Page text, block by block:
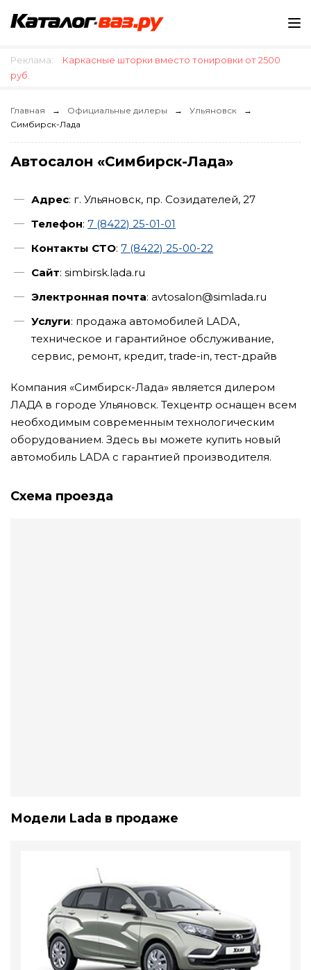
Реклама:
Каркасные шторки вместо тонировки от 2500
руб.
Главная Официальные дилеры
Ульяновск
Симбирск-Лада
Автосалон «Симбирск-Лада»
Адрес: г. Ульяновск, пр. Созидателей, 27
Телефон: 7 (8422) 25-01-01
Контакты СТО: 7 (8422) 25-00-22
Сайт: simbirsk.lada.ru
Электронная почта: avtosalon@simlada.ru
Услуги: продажа автомобилей LADA,
техническое и гарантийное обслуживание,
сервис, ремонт, кредит, trade-in, тест-драйв
Компания «Симбирск-Лада» является дилером
ЛАДА в городе Ульяновск. Техцентр оснащен всем
необходимым современным технологическим
оборудованием. Здесь вы можете купить новый
автомобиль LADA с гарантией производителя.
Схема проезда
Модели Lada в продаже